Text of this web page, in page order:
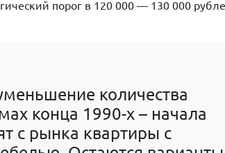
порог в 120 000 — 130 000
количества
конца 1990-х – начала
с рынка квартиры с